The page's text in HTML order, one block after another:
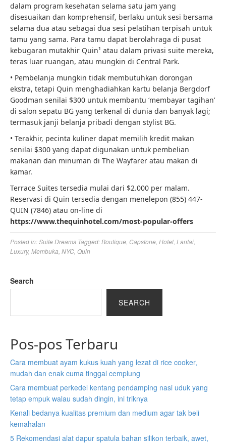
dalam program kesehatan selama satu jam yang
disesuaikan dan komprehensif, berlaku untuk sesi bersama
selama dua atau sebagai dua sesi pelatihan terpisah untuk
tamu yang sama. Para tamu dapat berolahraga di pusat
kebugaran mutakhir Quin¹ atau dalam privasi suite mereka,
teras luar ruangan, atau mungkin di Central Park.
• Pembelanja mungkin tidak membutuhkan dorongan
ekstra, tetapi Quin menghadiahkan kartu belanja Bergdorf
Goodman senilai $300 untuk membantu ‘membayar tagihan’
di salon sepatu BG yang terkenal di dunia dan banyak lagi;
termasuk janji belanja pribadi dengan stylist BG.
• Terakhir, pecinta kuliner dapat memilih kredit makan
senilai $300 yang dapat digunakan untuk pembelian
makanan dan minuman di The Wayfarer atau makan di
kamar.
Terrace Suites tersedia mulai dari $2.000 per malam.
Reservasi di Quin tersedia dengan menelepon (855) 447-
QUIN (7846) atau on-line di
https://www.thequinhotel.com/most-popular-offers
Posted in:Suite Dreams Tagged:Boutique Capstone Hotel Lantai
Luxury, Membuka NYC Quin
Search
SEARCH
Pos-pos Terbaru
Cara membuat ayam kukus kuah yang lezat di rice cooker,
mudah dan enak cuma tinggal cemplung
Cara membuat perkedel kentang pendamping nasi uduk yang
tetap empuk walau sudah dingin, ini triknya
Kenali bedanya kualitas premium dan medium agar tak beli
kemahalan
5 Rekomendasi alat dapur spatula bahan silikon terbaik, awet,